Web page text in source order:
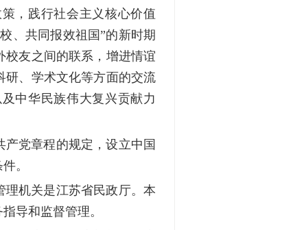
，践行社会主义核心价值
、共同报效祖国”的新时期
友之间的联系，增进情谊
研、学术文化等方面的交流
中华民族伟大复兴贡献力
党章程的规定，设立中国
。
机关是江苏省民政厅。本
导和监督管理。